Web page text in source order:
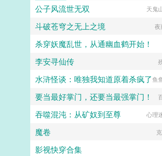
公子风流世无双
天鬼
斗破苍穹之无上之境 夜
杀穿妖魔乱世，从通幽血鹤开始！
白
李安寻仙传
水浒怪谈：唯独我知道原着杀疯了鱼
要当最好掌门，还要当最强掌门！
吞噬混沌：从矿奴到至尊 心理
魔卷
影视快穿合集